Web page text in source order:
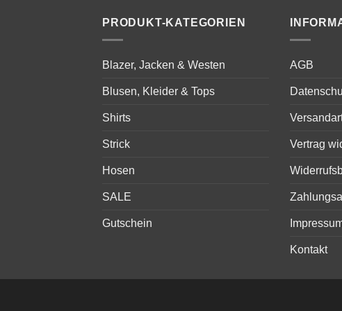
PRODUKT-KATEGORIEN
Blazer, Jacken & Westen
Blusen, Kleider & Tops
Shirts
Strick
Hosen
SALE
Gutschein
AGB
Vertrag
Kontakt